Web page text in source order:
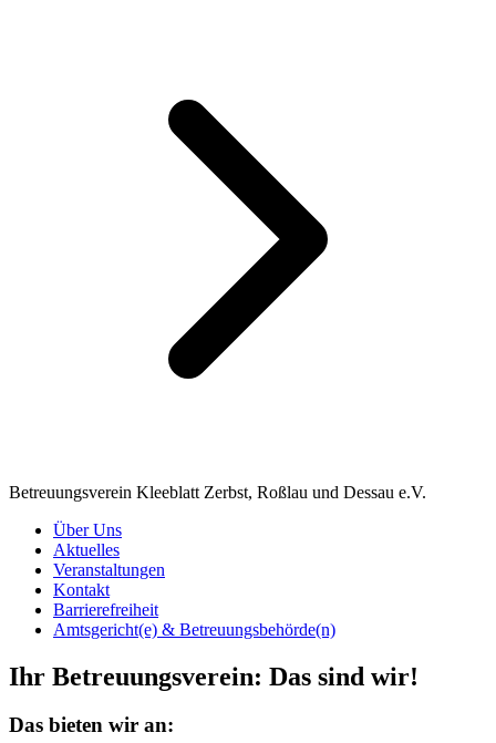
Betreuungsverein Kleeblatt Zerbst, Roßlau und Dessau e.V.
Über Uns
Aktuelles
Veranstaltungen
Kontakt
Barrierefreiheit
Amtsgericht(e) & Betreuungsbehörde(n)
Ihr Betreuungsverein: Das sind wir!
Das bieten wir an: